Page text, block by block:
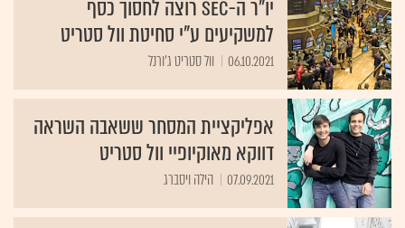
יו"ר ה-SEC רוצה לחסוך כסף
למשקיעים ע"י סחיטת וול סטריט
06.10.2021 וול סטריט ג'ורנל
אפליקציית המסחר ששאבה השראה
דווקא מאוקיופיי וול סטריט
07.09.2021 הילה ויסברג